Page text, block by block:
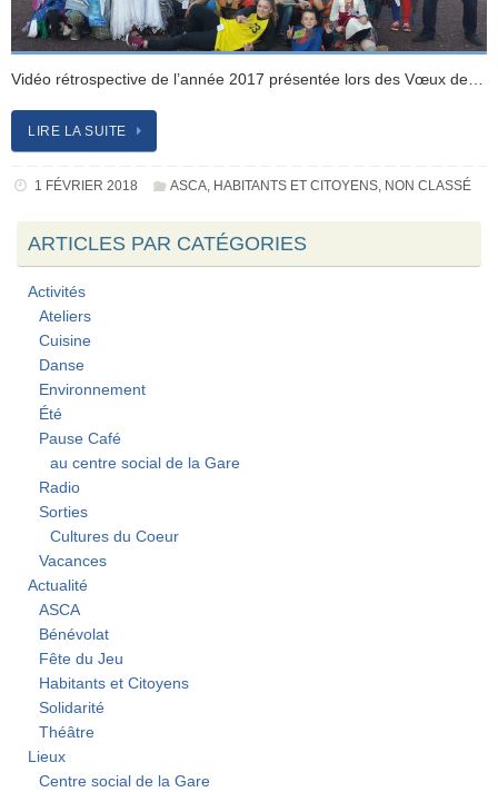
Vidéo rétrospective de l’année 2017 présentée lors des Vœux de…
LIRE LA SUITE
1 FÉVRIER 2018 ASCA, HABITANTS ET CITOYENS, NON CLASSÉ
ARTICLES PAR CATÉGORIES
Activités
Ateliers
Cuisine
Danse
Environnement
Été
Pause Café
au centre social de la Gare
Radio
Sorties
Cultures du Coeur
Vacances
Actualité
ASCA
Bénévolat
Fête du Jeu
Habitants et Citoyens
Solidarité
Théâtre
Lieux
Centre social de la Gare